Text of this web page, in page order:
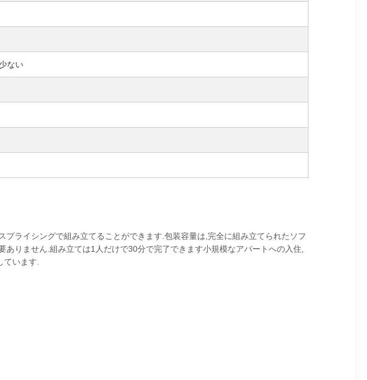
ない
ライシングで組み立てることができます.包装容量は,完全に組み立てられたソフ
りません.組み立ては1人だけで30分で完了できます小規模なアパートへの入住,
います.